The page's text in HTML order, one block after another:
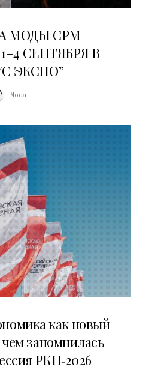
МОДЫ CPM
СЕНТЯБРЯ В
ЭКСПО”
Moda
как новый
запомнилась
РКН‑2026